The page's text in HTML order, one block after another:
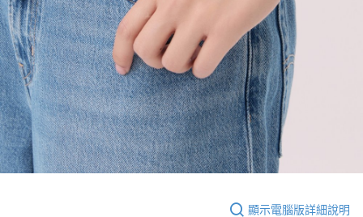
顯示電腦版詳細說明